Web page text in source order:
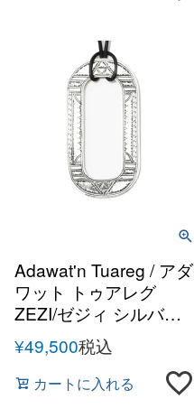
Adawat'n Tuareg / アダ
ワット トゥアレグ
ZEZI/ゼジィ シルバー
ハンドメイドネックレ
ス
¥49,500税込
カートに入れる